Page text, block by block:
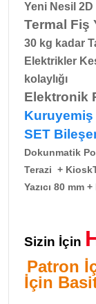
Yeni Nesil
Termal Fiş
30 kg kadar
Elektrikler
kolaylığı
Elektronik
Kuruyemiş
SET
Dokunmatik
Terazi +
Yazıcı 80 mm
Sizin İçin
Patron
İçin